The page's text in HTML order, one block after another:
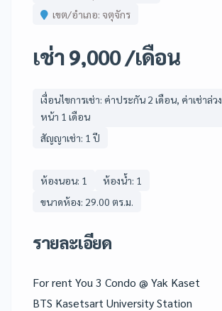
เขต/อำเภอ: จตุจักร
เช่า 9,000 /เดือน
เงื่อนไขการเช่า: ค่าประกัน 2 เดือน, ค่าเช่าล่วง
หน้า 1 เดือน
สัญญาเช่า: 1 ปี
ห้องนอน: 1
ห้องน้ำ: 1
ขนาดห้อง: 29.00 ตร.ม.
รายละเอียด
For rent You 3 Condo @ Yak Kaset
BTS Kasetsart University Station